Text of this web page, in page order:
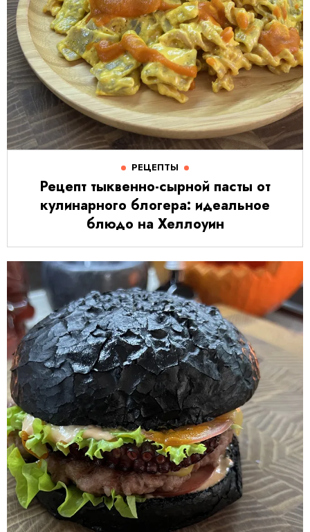
РЕЦЕПТЫ
Рецепт тыквенно-сырной пасты от
кулинарного блогера: идеальное
блюдо на Хеллоуин